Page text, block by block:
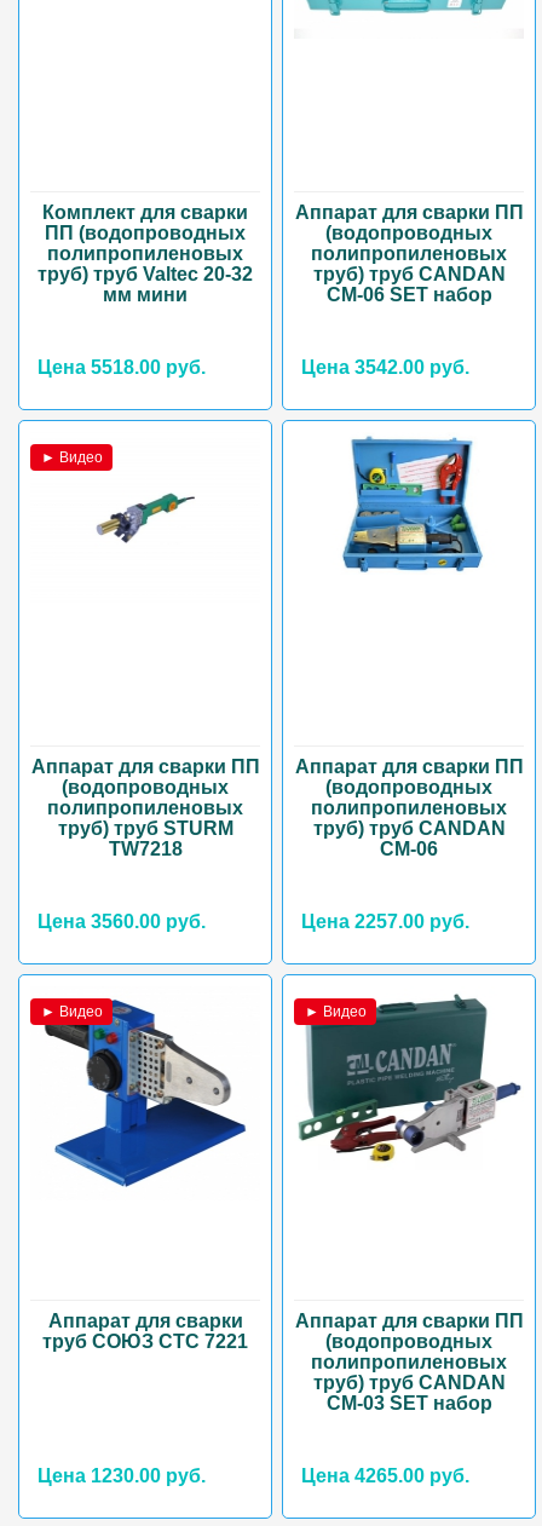
Комплект для сварки
ПП (водопроводных
полипропиленовых
труб) труб Valtec 20-32
мм мини
Цена 5518.00 руб.
Аппарат для сварки ПП
(водопроводных
полипропиленовых
труб) труб CANDAN
CM-06 SET набор
Цена 3542.00 руб.
► Видео
Аппарат для сварки ПП
(водопроводных
полипропиленовых
труб) труб STURM
ТW7218
Цена 3560.00 руб.
Аппарат для сварки ПП
(водопроводных
полипропиленовых
труб) труб CANDAN
CM-06
Цена 2257.00 руб.
► Видео
Аппарат для сварки
труб СОЮЗ СТС 7221
Цена 1230.00 руб.
► Видео
Аппарат для сварки ПП
(водопроводных
полипропиленовых
труб) труб CANDAN
CM-03 SET набор
Цена 4265.00 руб.